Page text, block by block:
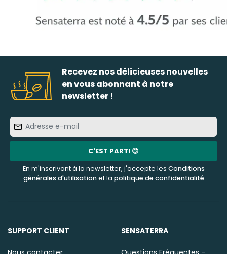
Recevez nos délicieuses nouvelles
en vous abonnant à notre
newsletter !
e-
mail
C'EST PARTI 😊
En m'inscrivant à la newsletter, j'accepte les Conditions
générales d'utilisationet la politique de confidentialité
SUPPORT CLIENT SENSATERRA